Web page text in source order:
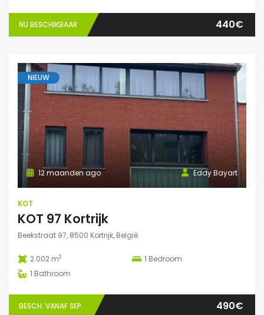
NU BESCHIKBAAR 440€
NIEUW
Eddy Bayart
12 maanden ago
KOT
KOT 97 Kortrijk
Beekstraat 97, 8500 Kortrijk, België
2.002 m2 1 Bedroom
1 Bathroom
BESCH. VANAF SEP. 490€